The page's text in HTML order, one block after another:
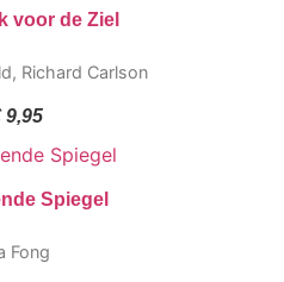
voor de Ziel
, Richard Carlson
9,95
Spiegel
Fong